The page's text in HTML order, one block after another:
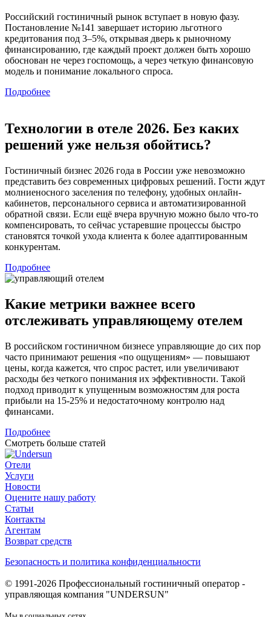
Российский гостиничный рынок вступает в новую фазу.
Постановление №141 завершает историю льготного
кредитования под 3–5%, открывая дверь к рыночному
финансированию, где каждый проект должен быть хорошо
обоснован не через госпомощь, а через четкую финансовую
модель и понимание локального спроса.
Подробнее
Технологии в отеле 2026. Без каких
решений уже нельзя обойтись?
Гостиничный бизнес 2026 года в России уже невозможно
представить без современных цифровых решений. Гости ждут
молниеносного заселения по телефону, удобных онлайн-
кабинетов, персонального сервиса и автоматизированной
обратной связи. Если ещё вчера вручную можно было что-то
компенсировать, то сейчас устаревшие процессы быстро
становятся точкой ухода клиента к более адаптированным
конкурентам.
Подробнее
Какие метрики важнее всего
отслеживать управляющему отелем
В российском гостиничном бизнесе управляющие до сих пор
часто принимают решения «по ощущениям» — повышают
цены, когда кажется, что спрос растет, или увеличивают
расходы без четкого понимания их эффективности. Такой
подход приводит к упущенным возможностям для роста
прибыли на 15-25% и недостаточному контролю над
финансами.
Подробнее
Смотреть больше статей
Отели
Услуги
Новости
Оцените нашу работу
Статьи
Контакты
Агентам
Возврат средств
Безопасность и политика конфиденциальности
© 1991-2026 Профессиональный гостиничный оператор -
управляющая компания "UNDERSUN"